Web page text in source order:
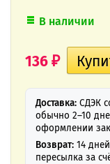
В наличии
136 ₽
Доставка: СДЭК
обычно 2–10
оформлении
Возврат: 14
пересылка за